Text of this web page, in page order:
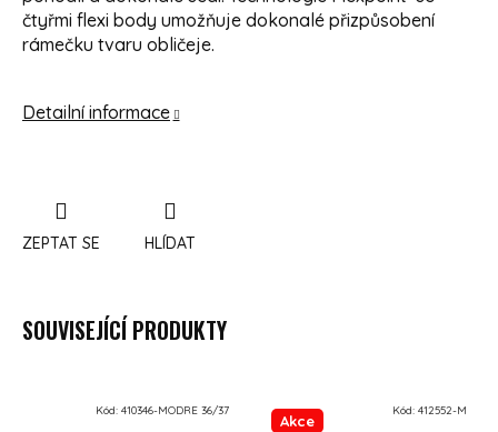
čtyřmi flexi body umožňuje dokonalé přizpůsobení
rámečku tvaru obličeje.
Detailní informace
ZEPTAT SE HLÍDAT
SOUVISEJÍCÍ PRODUKTY
Kód: 410346-MODRE 36/37
Akce
Kód: 412552-M